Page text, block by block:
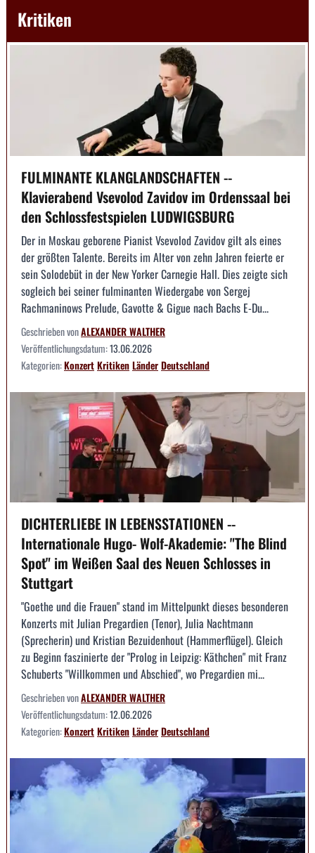
Kritiken
FULMINANTE KLANGLANDSCHAFTEN --
Klavierabend Vsevolod Zavidov im Ordenssaal bei
den Schlossfestspielen LUDWIGSBURG
Der in Moskau geborene Pianist Vsevolod Zavidov gilt als eines
der größten Talente. Bereits im Alter von zehn Jahren feierte er
sein Solodebüt in der New Yorker Carnegie Hall. Dies zeigte sich
sogleich bei seiner fulminanten Wiedergabe von Sergej
Rachmaninows Prelude, Gavotte & Gigue nach Bachs E-Du...
Geschrieben vonALEXANDER WALTHER
Veröffentlichungsdatum:13.06.2026
Kategorien:KonzertKritikenLänderDeutschland
DICHTERLIEBE IN LEBENSSTATIONEN --
Internationale Hugo- Wolf-Akademie: "The Blind
Spot" im Weißen Saal des Neuen Schlosses in
Stuttgart
"Goethe und die Frauen" stand im Mittelpunkt dieses besonderen
Konzerts mit Julian Pregardien (Tenor), Julia Nachtmann
(Sprecherin) und Kristian Bezuidenhout (Hammerflügel). Gleich
zu Beginn faszinierte der "Prolog in Leipzig: Käthchen" mit Franz
Schuberts "Willkommen und Abschied", wo Pregardien mi...
Geschrieben vonALEXANDER WALTHER
Veröffentlichungsdatum:12.06.2026
Kategorien:KonzertKritikenLänderDeutschland